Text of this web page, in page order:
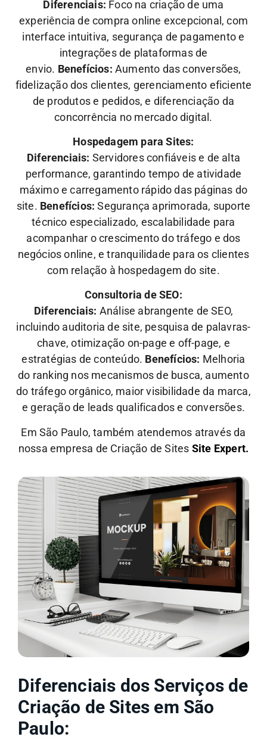
Diferenciais: Foco na criação de uma
experiência de compra online excepcional, com
interface intuitiva, segurança de pagamento e
integrações de plataformas de
envio. Benefícios: Aumento das conversões,
fidelização dos clientes, gerenciamento eficiente
de produtos e pedidos, e diferenciação da
concorrência no mercado digital.
Hospedagem para Sites:
Diferenciais: Servidores confiáveis e de alta
performance, garantindo tempo de atividade
máximo e carregamento rápido das páginas do
site. Benefícios: Segurança aprimorada, suporte
técnico especializado, escalabilidade para
acompanhar o crescimento do tráfego e dos
negócios online, e tranquilidade para os clientes
com relação à hospedagem do site.
Consultoria de SEO:
Diferenciais: Análise abrangente de SEO,
incluindo auditoria de site, pesquisa de palavras-
chave, otimização on-page e off-page, e
estratégias de conteúdo. Benefícios: Melhoria
do ranking nos mecanismos de busca, aumento
do tráfego orgânico, maior visibilidade da marca,
e geração de leads qualificados e conversões.
Em São Paulo, também atendemos através da
nossa empresa de Criação de Sites Site Expert.
Diferenciais dos Serviços de
Criação de Sites em São
Paulo: